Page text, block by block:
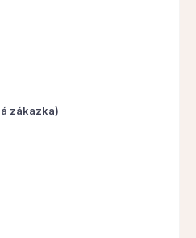
zákazka)